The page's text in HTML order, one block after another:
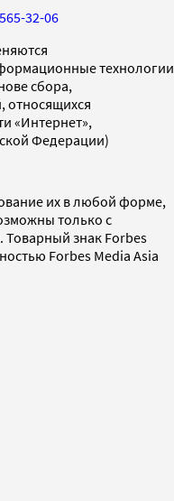
32-06
технологии
сбора,
относящихся
«Интернет»,
Федерации)
их в любой форме,
только с
знак Forbes
Forbes Media Asia